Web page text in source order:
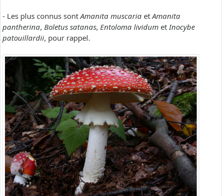
- Les plus connus sontAmanita muscaria etAmanita
pantherina, Boletus satanas, Entoloma lividum etInocybe
patouillardii, pour rappel.